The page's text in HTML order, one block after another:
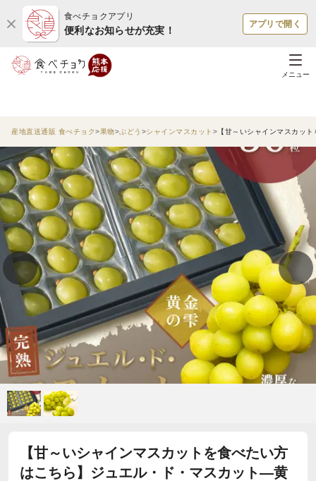
食べチョクアプリ
便利なお知らせが充実！
アプリで開く
メニュー
産地直送通販 食べチョク 果物 ぶどう シャインマスカット 【甘～いシャインマスカッ
【甘～いシャインマスカットを食べたい方
はこちら】ジュエル・ド・マスカット―黄